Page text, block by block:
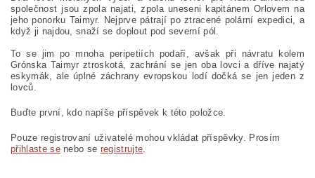
společnost jsou zpola najati, zpola uneseni kapitánem Orlovem na
jeho ponorku Taimyr. Nejprve pátrají po ztracené polární expedici, a
když ji najdou, snaží se doplout pod severní pól.
To se jim po mnoha peripetiích podaří, avšak při návratu kolem
Grónska Taimyr ztroskotá, zachrání se jen oba lovci a dříve najatý
eskymák, ale úplné záchrany evropskou lodí dočká se jen jeden z
lovců.
Buďte první, kdo napíše příspěvek k této položce.
Pouze registrovaní uživatelé mohou vkládat příspěvky. Prosím
přihlaste senebo se registrujte.